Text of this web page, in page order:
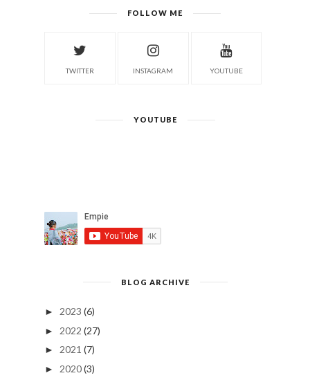
FOLLOW ME
TWITTER INSTAGRAM YOUTUBE
YOUTUBE
BLOG ARCHIVE
► 2023 (6)
► 2022 (27)
► 2021 (7)
► 2020(3)